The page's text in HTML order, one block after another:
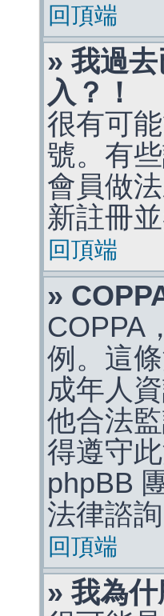
回頂端
» 我過
入？！
很有可
號。有
會員做
新註冊
回頂端
»
COPPA
例。這
成年人
他合法
得遵守
phpBB
法律諮
回頂端
» 我為什